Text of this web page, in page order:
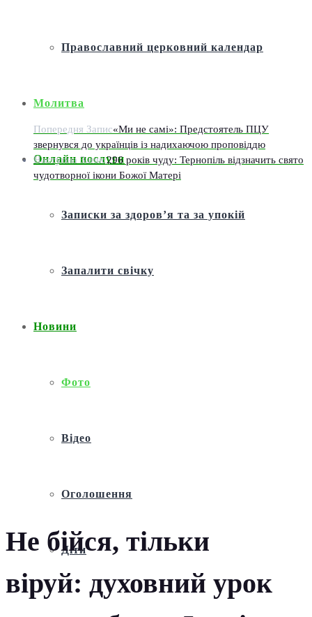
Православний церковний календар
Молитва
Онлайн послуги
Записки за здоров’я та за упокій
Запалити свічку
Новини
Фото
Відео
Оголошення
Діти
Не бійся, тільки
віруй: духовний урок
Попередня Запис«Ми не самі»: Предстоятель ПЦУ
звернувся до українців із надихаючою проповіддю
Наступна Запис296 років чуду: Тернопіль відзначить свято
чудотворної ікони Божої Матері